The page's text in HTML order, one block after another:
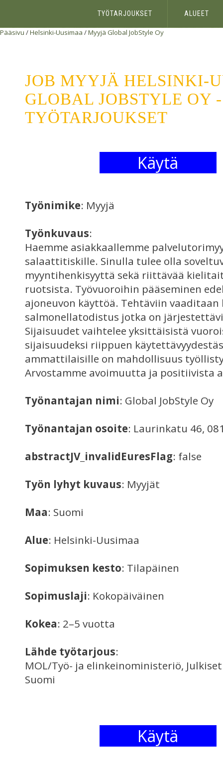
TYÖTARJOUKSET ALUEET
Pääsivu /Helsinki-Uusimaa /Myyjä Global JobStyle Oy
JOB MYYJÄ HELSINKI-
GLOBAL JOBSTYLE OY -
TYÖTARJOUKSET
Käytä
Työnimike: Myyjä
Työnkuvaus:
Haemme asiakkaallemme
salaattitiskille. Sinulla tulee olla
myyntihenkisyyttä sekä riittävää
ruotsista. Työvuoroihin pääseminen
ajoneuvon käyttöä. Tehtäviin vaaditaan
salmonellatodistus jotka on
Sijaisuudet vaihtelee yksittäisistä
sijaisuudeksi riippuen
ammattilaisille on mahdollisuus
Arvostamme avoimuutta ja positiivista
Työnantajan nimi: Global JobStyle Oy
Työnantajan osoite: Laurinkatu 46,
abstractJV_invalidEuresFlag: false
Työn lyhyt kuvaus: Myyjät
Maa: Suomi
Alue: Helsinki-Uusimaa
Sopimuksen kesto: Tilapäinen
Sopimuslaji: Kokopäiväinen
Kokea: 2–5 vuotta
Lähde työtarjous:
MOL/Työ- ja elinkeinoministeriö,
Suomi
Käytä